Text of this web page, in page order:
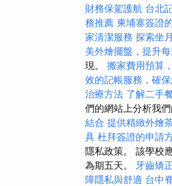
財務保駕護航 台北
務推薦 柬埔寨簽證
家清潔服務 探索坐
美外燴擺盤，提升
現。 搬家費用預算
效的記帳服務，確
治療方法 了解二手
們的網站上分析我
結合 提供精緻外燴
具 杜拜簽證的申請
隱私政策。 該學校
為期五天。 牙齒矯
障隱私與舒適 台中